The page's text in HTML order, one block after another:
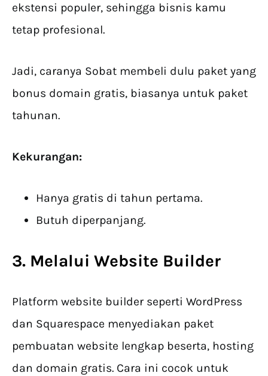
ekstensi populer, sehingga bisnis kamu
tetap profesional.
Jadi, caranya Sobat membeli dulu paket yang
bonus domain gratis, biasanya untuk paket
tahunan.
Kekurangan:
Hanya gratis di tahun pertama.
Butuh diperpanjang.
3. Melalui Website Builder
Platform website builder seperti WordPress
dan Squarespace menyediakan paket
pembuatan website lengkap beserta, hosting
dan domain gratis. Cara ini cocok untuk